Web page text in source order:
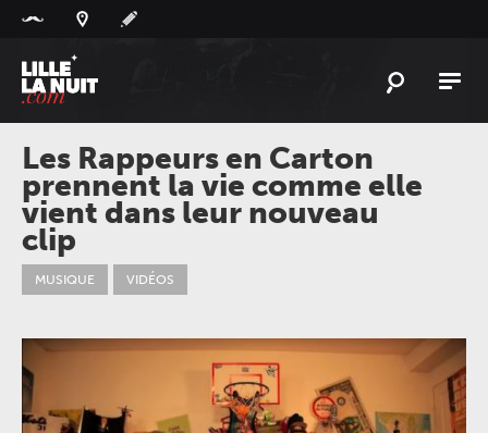
L' ACTU
L'AGENDA
LESLIEUX
LIVEREPORT
PLAYLIST
LILLELANUIT
Les Rappeurs en Carton
prennent la vie comme elle
vient dans leur nouveau
clip
MUSIQUE VIDÉOS
Panneau de gestion des cookies